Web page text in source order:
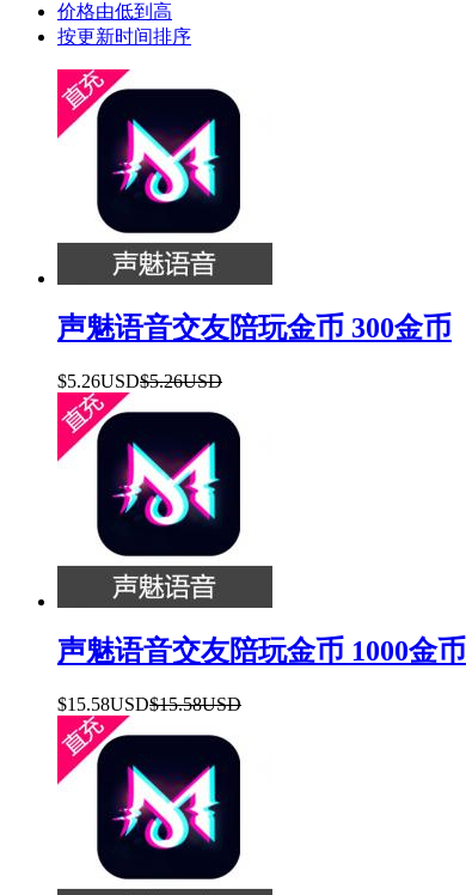
价格由低到高
按更新时间排序
声魅语音交友陪玩金币 300金币
$5.26USD$5.26USD
声魅语音交友陪玩金币 1000金币
$15.58USD$15.58USD